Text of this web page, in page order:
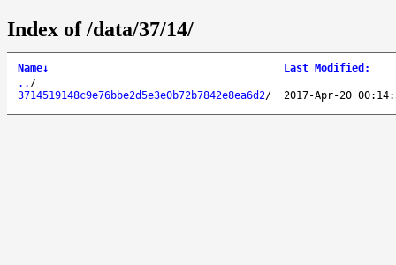
Index of /data/37/14/
Name↓ Last Modified :
.. /
3714519148c9e76bbe2d5e3e0b72b7842e8ea6d2/ 2017-Apr-20